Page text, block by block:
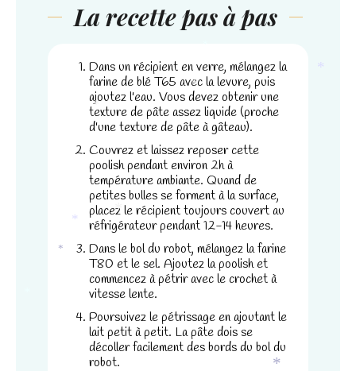
La recette pas à pas
Dans un récipient en verre, mélangez la
farine de blé T65 avec la levure, puis
ajoutez l'eau. Vous devez obtenir une
texture de pâte assez liquide (proche
d'une texture de pâte à gâteau).
Couvrez et laissez reposer cette
poolish pendant environ 2h à
température ambiante. Quand de
petites bulles se forment à la surface,
placez le récipient toujours couvert au
réfrigérateur pendant 12-14 heures.
Dans le bol du robot, mélangez la farine
T80 et le sel. Ajoutez la poolish et
commencez à pétrir avec le crochet à
vitesse lente.
Poursuivez le pétrissage en ajoutant le
lait petit à petit. La pâte dois se
décoller facilement des bords du bol du
robot.
*
*
*
*